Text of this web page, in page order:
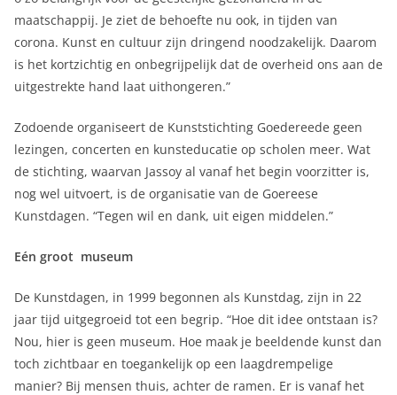
maatschappij. Je ziet de behoefte nu ook, in tijden van
corona. Kunst en cultuur zijn dringend noodzakelijk. Daarom
is het kortzichtig en onbegrijpelijk dat de overheid ons aan de
uitgestrekte hand laat uithongeren.”
Zodoende organiseert de Kunststichting Goedereede geen
lezingen, concerten en kunsteducatie op scholen meer. Wat
de stichting, waarvan Jassoy al vanaf het begin voorzitter is,
nog wel uitvoert, is de organisatie van de Goereese
Kunstdagen. “Tegen wil en dank, uit eigen middelen.”
Eén groot museum
De Kunstdagen, in 1999 begonnen als Kunstdag, zijn in 22
jaar tijd uitgegroeid tot een begrip. “Hoe dit idee ontstaan is?
Nou, hier is geen museum. Hoe maak je beeldende kunst dan
toch zichtbaar en toegankelijk op een laagdrempelige
manier? Bij mensen thuis, achter de ramen. Er is vanaf het